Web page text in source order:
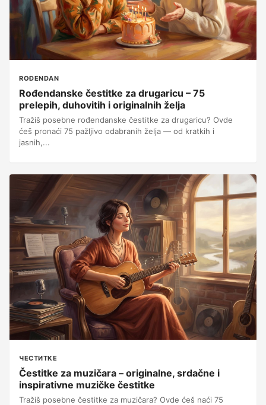
ROĐENDAN
Rođendanske čestitke za drugaricu – 75
prelepih, duhovitih i originalnih želja
Tražiš posebne rođendanske čestitke za drugaricu? Ovde
ćeš pronaći 75 pažljivo odabranih želja — od kratkih i
jasnih,...
ЧЕСТИТКЕ
Čestitke za muzičara – originalne, srdačne i
inspirativne muzičke čestitke
Tražiš posebne čestitke za muzičara? Ovde ćeš naći 75